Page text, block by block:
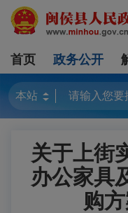
首页 政务公开
关于上街
办公家具
购